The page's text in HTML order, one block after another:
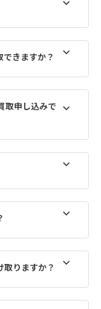
きますか？
取申し込みで
取りますか？